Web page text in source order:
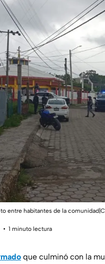
entre habitantes de la
1 minuto lectura
que culminó con la